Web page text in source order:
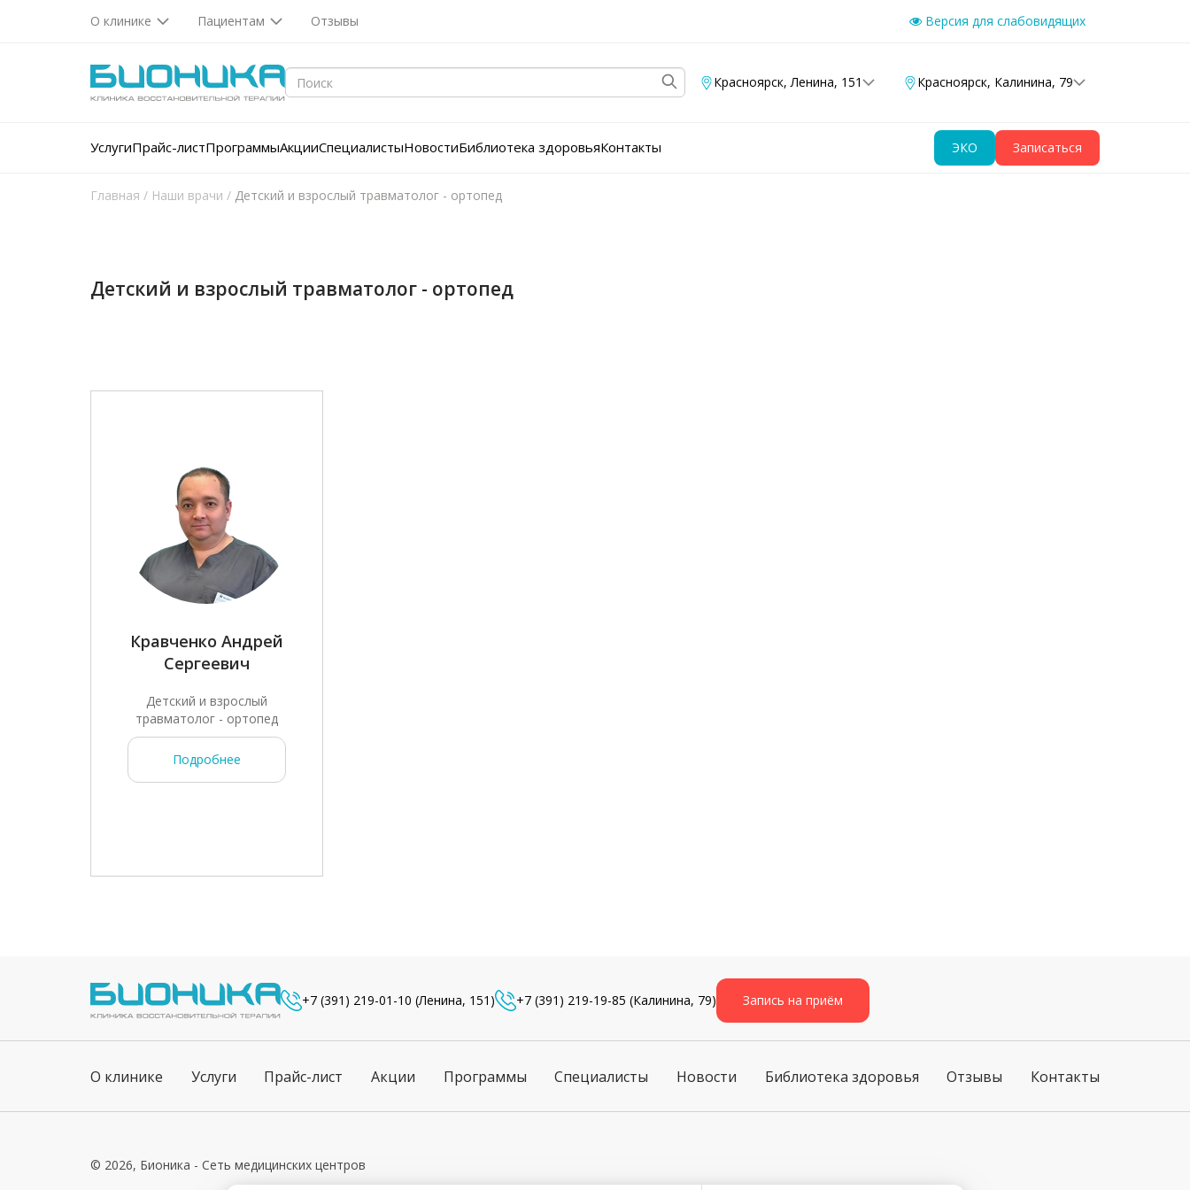
О клинике Пациентам Отзывы Версия для слабовидящих
Красноярск, Ленина, 151 Красноярск, Калинина, 79
УслугиПрайс-листПрограммыАкцииСпециалистыНовостиБиблиотека здоровьяКонтакты ЭКО Записаться
Главная / Наши врачи / Детский и взрослый травматолог - ортопед
Детский и взрослый травматолог - ортопед
Кравченко Андрей
Сергеевич
Детский и взрослый
травматолог - ортопед
Подробнее
+7 (391) 219-01-10 (Ленина, 151) +7 (391) 219-19-85 (Калинина, 79) Запись на приём
О клинике Услуги Прайс-лист Акции Программы Специалисты Новости Библиотека здоровья Отзывы Контакты
© 2026, Бионика - Сеть медицинских центров